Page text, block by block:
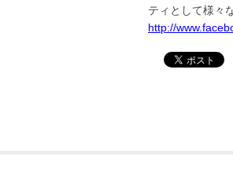
ティとして様々
http://